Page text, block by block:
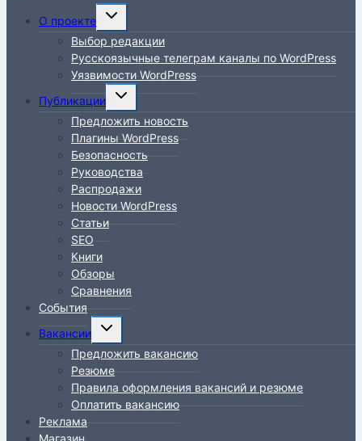
О проекте
Переключить
дочернее
меню
Выбор редакции
Русскоязычные телеграм каналы по WordPress
Уязвимости WordPress
Публикации
Переключить
дочернее
меню
Предложить новость
Плагины WordPress
Безопасность
Руководства
Распродажи
Новости WordPress
Статьи
SEO
Книги
Обзоры
Сравнения
События
Вакансии
Переключить
дочернее
меню
Предложить вакансию
Резюме
Правила оформления вакансий и резюме
Оплатить вакансию
Реклама
Магазин